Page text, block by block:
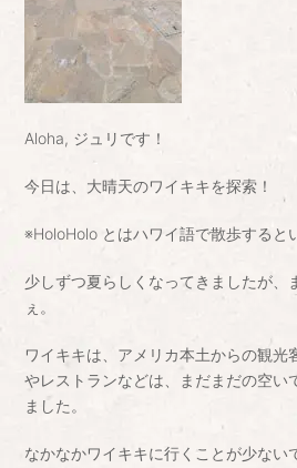
Aloha, ジュリです！
今日は、大晴天のワイキキを探索！
※HoloHolo とはハワイ語で散歩すると
少しずつ夏らしくなってきましたが、
ぇ。
ワイキキは、アメリカ本土からの観光
やレストランなどは、まだまだの空い
ました。
なかなかワイキキに行くことが少ない